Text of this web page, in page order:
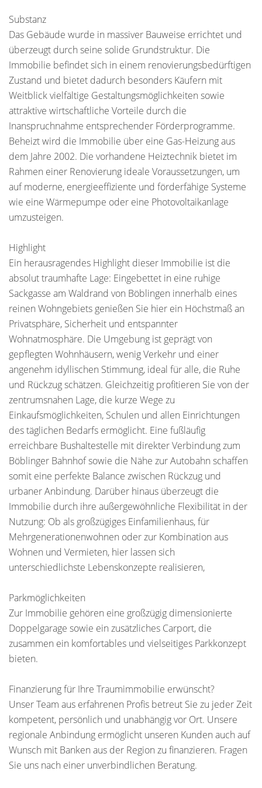
Substanz
Das Gebäude wurde in massiver Bauweise errichtet und
überzeugt durch seine solide Grundstruktur. Die
Immobilie befindet sich in einem renovierungsbedürftigen
Zustand und bietet dadurch besonders Käufern mit
Weitblick vielfältige Gestaltungsmöglichkeiten sowie
attraktive wirtschaftliche Vorteile durch die
Inanspruchnahme entsprechender Förderprogramme.
Beheizt wird die Immobilie über eine Gas-Heizung aus
dem Jahre 2002. Die vorhandene Heiztechnik bietet im
Rahmen einer Renovierung ideale Voraussetzungen, um
auf moderne, energieeffiziente und förderfähige Systeme
wie eine Wärmepumpe oder eine Photovoltaikanlage
umzusteigen.
Highlight
Ein herausragendes Highlight dieser Immobilie ist die
absolut traumhafte Lage: Eingebettet in eine ruhige
Sackgasse am Waldrand von Böblingen innerhalb eines
reinen Wohngebiets genießen Sie hier ein Höchstmaß an
Privatsphäre, Sicherheit und entspannter
Wohnatmosphäre. Die Umgebung ist geprägt von
gepflegten Wohnhäusern, wenig Verkehr und einer
angenehm idyllischen Stimmung, ideal für alle, die Ruhe
und Rückzug schätzen. Gleichzeitig profitieren Sie von der
zentrumsnahen Lage, die kurze Wege zu
Einkaufsmöglichkeiten, Schulen und allen Einrichtungen
des täglichen Bedarfs ermöglicht. Eine fußläufig
erreichbare Bushaltestelle mit direkter Verbindung zum
Böblinger Bahnhof sowie die Nähe zur Autobahn schaffen
somit eine perfekte Balance zwischen Rückzug und
urbaner Anbindung. Darüber hinaus überzeugt die
Immobilie durch ihre außergewöhnliche Flexibilität in der
Nutzung: Ob als großzügiges Einfamilienhaus, für
Mehrgenerationenwohnen oder zur Kombination aus
Wohnen und Vermieten, hier lassen sich
unterschiedlichste Lebenskonzepte realisieren,
Parkmöglichkeiten
Zur Immobilie gehören eine großzügig dimensionierte
Doppelgarage sowie ein zusätzliches Carport, die
zusammen ein komfortables und vielseitiges Parkkonzept
bieten.
Finanzierung für Ihre Traumimmobilie erwünscht?
Unser Team aus erfahrenen Profis betreut Sie zu jeder Zeit
kompetent, persönlich und unabhängig vor Ort. Unsere
regionale Anbindung ermöglicht unseren Kunden auch auf
Wunsch mit Banken aus der Region zu finanzieren. Fragen
Sie uns nach einer unverbindlichen Beratung.